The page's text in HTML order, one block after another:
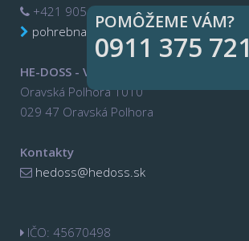
+421 905 302 585
pohrebnasluzbahedoss@gmail.com
HE-DOSS - Výroba
Oravská Polhora 1010
029 47 Oravská Polhora
Kontakty
hedoss@hedoss.sk
IČO: 45670498
POMÔŽEME VÁM?
0911 375 721